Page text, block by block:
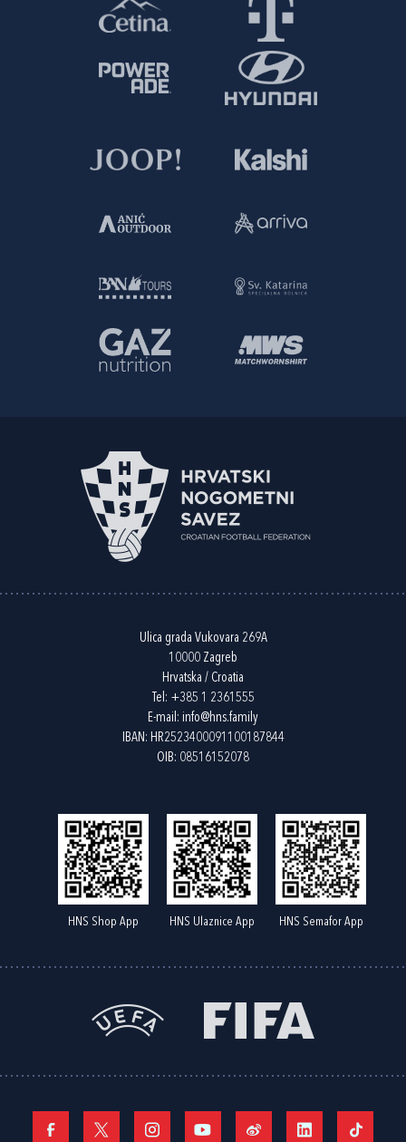
Ulica grada Vukovara 269A
10000 Zagreb
Hrvatska / Croatia
Tel: +385 1 2361555
E-mail: info@hns.family
IBAN: HR2523400091100187844
OIB: 08516152078
HNS Shop App HNS Ulaznice App HNS Semafor App